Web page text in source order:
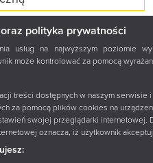
polityka prywatności
usług na najwyższym poziomie
może kontrolować za pomocą
treści dostępnych w naszym
za pomocą plików cookies na
swojej przeglądarki
oznacza, iż użytkownik
do gry. Strategia gry
nauki” – nowy
Podlaskiej
- RFID